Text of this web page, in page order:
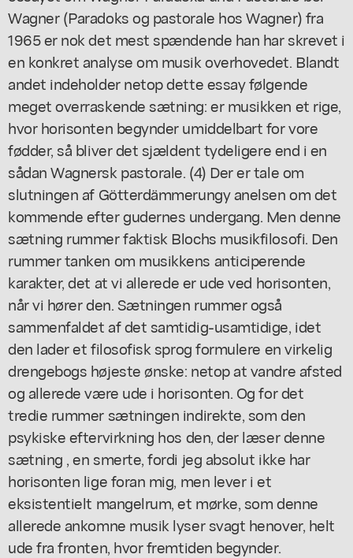
Wagner (Paradoks og pastorale hos Wagner) fra
1965 er nok det mest spændende han har skrevet i
en konkret analyse om musik overhovedet. Blandt
andet indeholder netop dette essay følgende
meget overraskende sætning: er musikken et rige,
hvor horisonten begynder umiddelbart for vore
fødder, så bliver det sjældent tydeligere end i en
sådan Wagnersk pastorale. (4) Der er tale om
slutningen af Götterdämmerungy anelsen om det
kommende efter gudernes undergang. Men denne
sætning rummer faktisk Blochs musikfilosofi. Den
rummer tanken om musikkens anticiperende
karakter, det at vi allerede er ude ved horisonten,
når vi hører den. Sætningen rummer også
sammenfaldet af det samtidig-usamtidige, idet
den lader et filosofisk sprog formulere en virkelig
drengebogs højeste ønske: netop at vandre afsted
og allerede være ude i horisonten. Og for det
tredie rummer sætningen indirekte, som den
psykiske eftervirkning hos den, der læser denne
sætning , en smerte, fordi jeg absolut ikke har
horisonten lige foran mig, men lever i et
eksistentielt mangelrum, et mørke, som denne
allerede ankomne musik lyser svagt henover, helt
ude fra fronten, hvor fremtiden begynder.